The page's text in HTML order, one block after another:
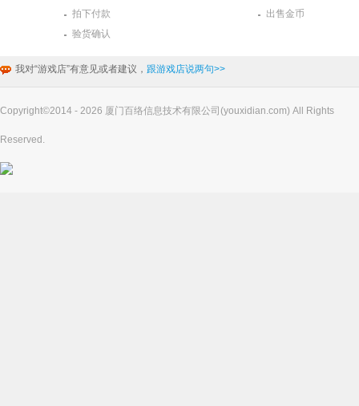
拍下付款
验货确认
出售金币
我对“游戏店”有意见或者建议， 跟游戏店说两句>>
Copyright©2014 - 2026 厦门百络信息技术有限公司(youxidian.com) All Rights
Reserved.